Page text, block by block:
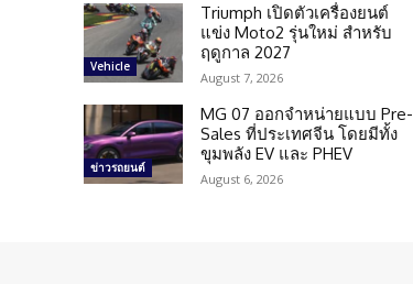
Vehicle
Triumph เปิดตัวเครื่องยนต์
แข่ง Moto2 รุ่นใหม่ สำหรับ
ฤดูกาล 2027
August 7, 2026
ข่าวรถยนต์
MG 07 ออกจำหน่ายแบบ Pre-
Sales ที่ประเทศจีน โดยมีทั้ง
ขุมพลัง EV และ PHEV
August 6, 2026